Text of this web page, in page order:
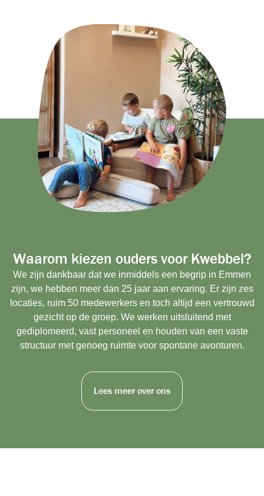
Waarom kiezen ouders voor Kwebbel?
We zijn dankbaar dat we inmiddels een begrip in Emmen
zijn, we hebben meer dan 25 jaar aan ervaring. Er zijn zes
locaties, ruim 50 medewerkers en toch altijd een vertrouwd
gezicht op de groep. We werken uitsluitend met
gediplomeerd, vast personeel en houden van een vaste
structuur met genoeg ruimte voor spontane avonturen.
Lees meer over ons